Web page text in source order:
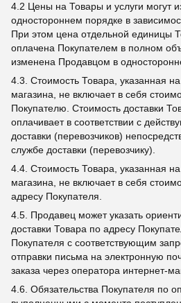
4.2 Цены на Товары и услуги могут
одностороннем порядке в
При этом цена отдельной единицы
оплачена Покупателем в полном
изменена Продавцом в
4.3. Стоимость Товара, указанная
магазина, не включает в себя
Покупателю. Стоимость доставки
оплачивает в соответствии с
доставки (перевозчиков)
службе доставки (перевозчику).
4.4. Стоимость Товара, указанная
магазина, не включает в себя
адресу Покупателя.
4.5. Продавец может указать
доставки Товара по адресу
Покупателя с соответствующим
отправки письма на электронную
заказа через оператора интернет-
4.6. Обязательства Покупателя по